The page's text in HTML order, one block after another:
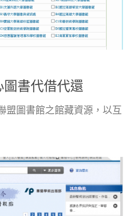
書代借代還
盟圖書館之館藏資源，以互